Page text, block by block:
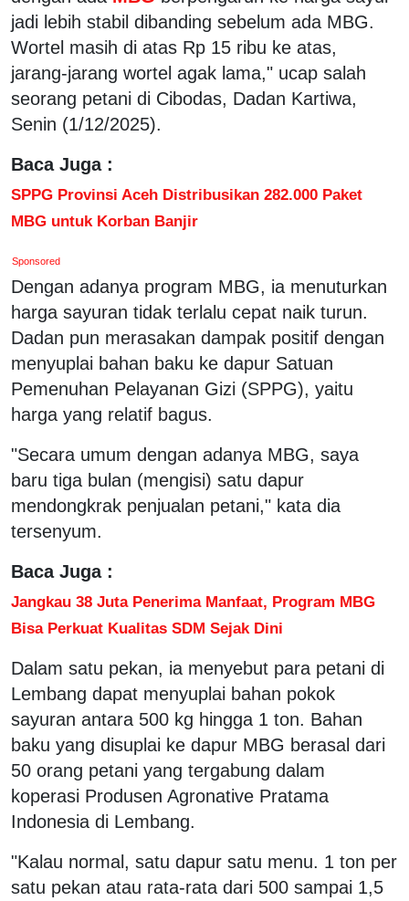
jadi lebih stabil dibanding sebelum ada MBG.
Wortel masih di atas Rp 15 ribu ke atas,
jarang-jarang wortel agak lama," ucap salah
seorang petani di Cibodas, Dadan Kartiwa,
Senin (1/12/2025).
Baca Juga :
SPPG Provinsi Aceh Distribusikan 282.000 Paket
MBG untuk Korban Banjir
Sponsored
Dengan adanya program MBG, ia menuturkan
harga sayuran tidak terlalu cepat naik turun.
Dadan pun merasakan dampak positif dengan
menyuplai bahan baku ke dapur Satuan
Pemenuhan Pelayanan Gizi (SPPG), yaitu
harga yang relatif bagus.
"Secara umum dengan adanya MBG, saya
baru tiga bulan (mengisi) satu dapur
mendongkrak penjualan petani," kata dia
tersenyum.
Baca Juga :
Jangkau 38 Juta Penerima Manfaat, Program MBG
Bisa Perkuat Kualitas SDM Sejak Dini
Dalam satu pekan, ia menyebut para petani di
Lembang dapat menyuplai bahan pokok
sayuran antara 500 kg hingga 1 ton. Bahan
baku yang disuplai ke dapur MBG berasal dari
50 orang petani yang tergabung dalam
koperasi Produsen Agronative Pratama
Indonesia di Lembang.
"Kalau normal, satu dapur satu menu. 1 ton per
satu pekan atau rata-rata dari 500 sampai 1,5